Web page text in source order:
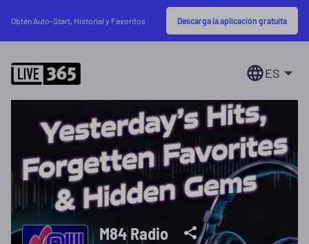
Obtén Auto-Start, Historial y Favoritos Descarga la aplicación gratuita
ES
M84 Radio